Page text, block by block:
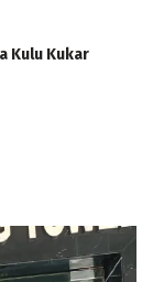
Kulu Kukar